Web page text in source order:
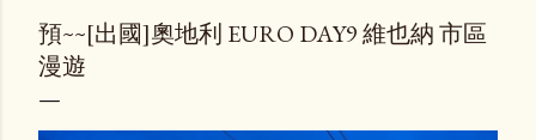
預~~[出國]奧地利 EURO DAY9 維也納 市區
漫遊